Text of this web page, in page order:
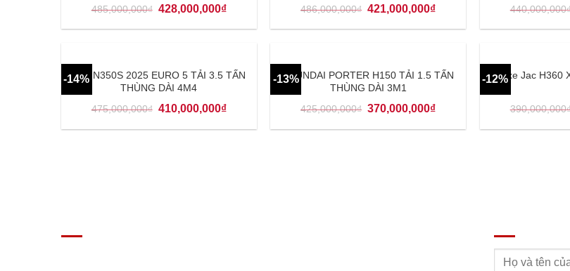
485,000,000₫ 428,000,000₫
486,000,000₫ 421,000,000₫
440,000,000
-14%
JAC N350S 2025 EURO 5 TẢI 3.5 TẤN
THÙNG DÀI 4M4
475,000,000₫ 410,000,000₫
-13%
HYUNDAI PORTER H150 TẢI 1.5 TẤN
THÙNG DÀI 3M1
425,000,000₫ 370,000,000₫
-12%
Giá xe Jac H360
390,000,000